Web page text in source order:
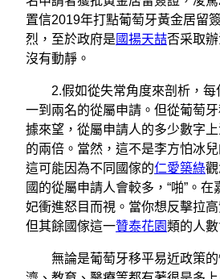
置信2019年打點葡萄牙黃金居留
烈，至於政府是 國揚天喆否采取辦
沒有動靜。
2.假如從失常角度來剖析，每
一到兩名的從屬申請。但從葡萄
據來望，從屬申請人的多少數字
的兩倍。當然，這不是李方怕冰
這可能因為不同國傢的仁愛築綠
國的從屬申請人會較多，“啪”。
妃衝進怒目而視。當你想反擊拉
但其餘國傢這一贊泰花園類的人數
無論是葡萄牙移平易近政策的